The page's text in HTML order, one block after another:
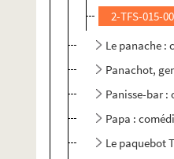
2-TFS-015-
Le panache :
Panachot,
Panisse-bar :
Papa :
Le paquebot